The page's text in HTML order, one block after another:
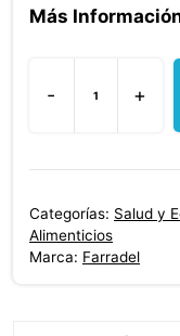
Más
- +
Categorías: Salud y
Alimenticios
Marca: Farradel